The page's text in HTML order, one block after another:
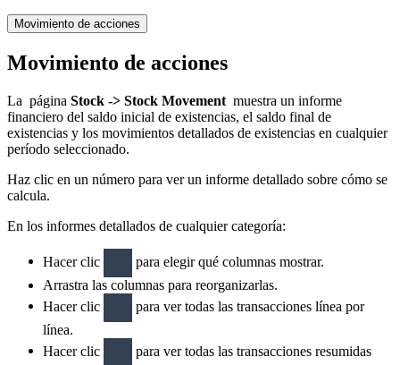
Movimiento de acciones
Movimiento de acciones
La página Stock -> Stock Movement muestra un informe
financiero del saldo inicial de existencias, el saldo final de
existencias y los movimientos detallados de existencias en cualquier
período seleccionado.
Haz clic en un número para ver un informe detallado sobre cómo se
calcula.
En los informes detallados de cualquier categoría:
Hacer clic
para elegir qué columnas mostrar.
Arrastra las columnas para reorganizarlas.
Hacer clic
para ver todas las transacciones línea por
línea.
Hacer clic
para ver todas las transacciones resumidas